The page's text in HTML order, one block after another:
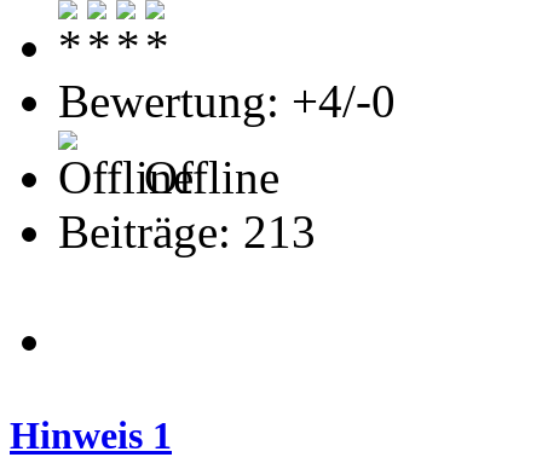
Bewertung: +4/-0
Offline
Beiträge: 213
Hinweis 1